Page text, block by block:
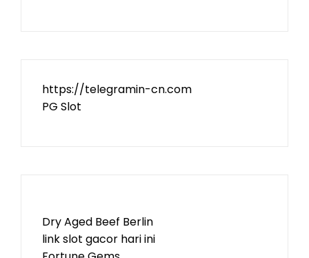
https://telegramin-cn.com
PG Slot
Dry Aged Beef Berlin
link slot gacor hari ini